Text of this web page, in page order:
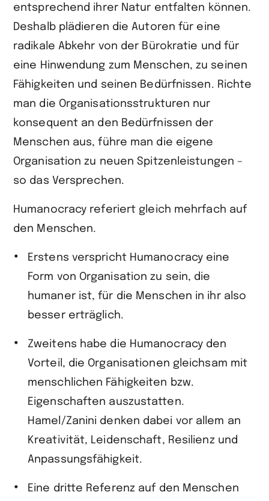
entsprechend ihrer Natur entfalten können.
Deshalb plädieren die Autoren für eine
radikale Abkehr von der Bürokratie und für
eine Hinwendung zum Menschen, zu seinen
Fähigkeiten und seinen Bedürfnissen. Richte
man die Organisationsstrukturen nur
konsequent an den Bedürfnissen der
Menschen aus, führe man die eigene
Organisation zu neuen Spitzenleistungen –
so das Versprechen.
Humanocracy referiert gleich mehrfach auf
den Menschen.
Erstens verspricht Humanocracy eine
Form von Organisation zu sein, die
humaner ist, für die Menschen in ihr also
besser erträglich.
Zweitens habe die Humanocracy den
Vorteil, die Organisationen gleichsam mit
menschlichen Fähigkeiten bzw.
Eigenschaften auszustatten.
Hamel/Zanini denken dabei vor allem an
Kreativität, Leidenschaft, Resilienz und
Anpassungsfähigkeit.
Eine dritte Referenz auf den Menschen